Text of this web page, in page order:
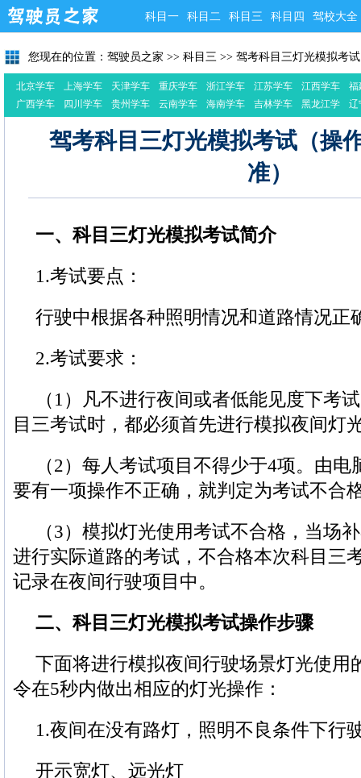
科目一 科目二 科目三 科目四 驾校大全
您现在的位置： 驾驶员之家 >> 科目三 >> 驾考科目三灯光模拟考
北京学车 上海学车 天津学车 重庆学车 浙江学车 江苏学车 江西学车
福
广西学车
四川学车 贵州学车 云南学车 海南学车 吉林学车
黑龙江学
辽
驾考科目三灯光模拟考试（操
准）
一、科目三灯光模拟考试简介
1.考试要点：
行驶中根据各种照明情况和道路情况正
2.考试要求：
（1）凡不进行夜间或者低能见度下考
目三考试时，都必须首先进行模拟夜间灯
（2）每人考试项目不得少于4项。由
要有一项操作不正确，就判定为考试不合
（3）模拟灯光使用考试不合格，当场
进行实际道路的考试，不合格本次科目三
记录在夜间行驶项目中。
二、科目三灯光模拟考试操作步骤
下面将进行模拟夜间行驶场景灯光使用
令在5秒内做出相应的灯光操作：
1.夜间在没有路灯，照明不良条件下行
开示宽灯、远光灯